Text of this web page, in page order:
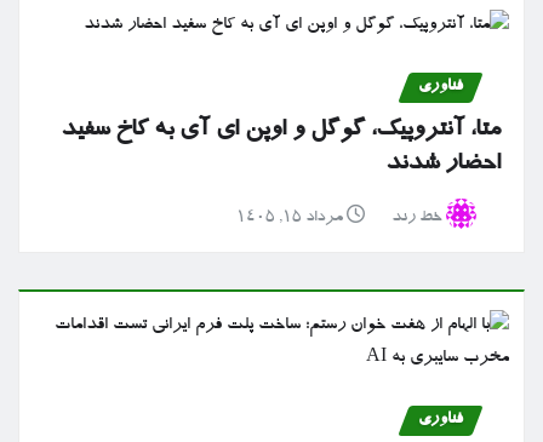
فناوری
متا، آنتروپیک، گوگل و اوپن ای آی به کاخ سفید
احضار شدند
خط رند مرداد ۱۵, ۱۴۰۵
فناوری